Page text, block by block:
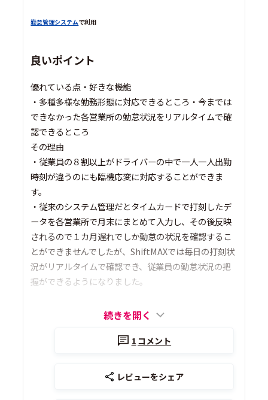
勤怠管理システムで利用
良いポイント
優れている点・好きな機能
・多種多様な勤務形態に対応できるところ・今までは
できなかった各営業所の勤怠状況をリアルタイムで確
認できるところ
その理由
・従業員の８割以上がドライバーの中で一人一人出勤
時刻が違うのにも臨機応変に対応することができま
す。
・従来のシステム管理だとタイムカードで打刻したデ
ータを各営業所で月末にまとめて入力し、その後反映
されるので１カ月遅れでしか勤怠の状況を確認するこ
とができませんでしたが、ShiftMAXでは毎日の打刻状
況がリアルタイムで確認でき、従業員の勤怠状況の把
握ができるようになりました。
続きを開く
1 コメント
レビューをシェア